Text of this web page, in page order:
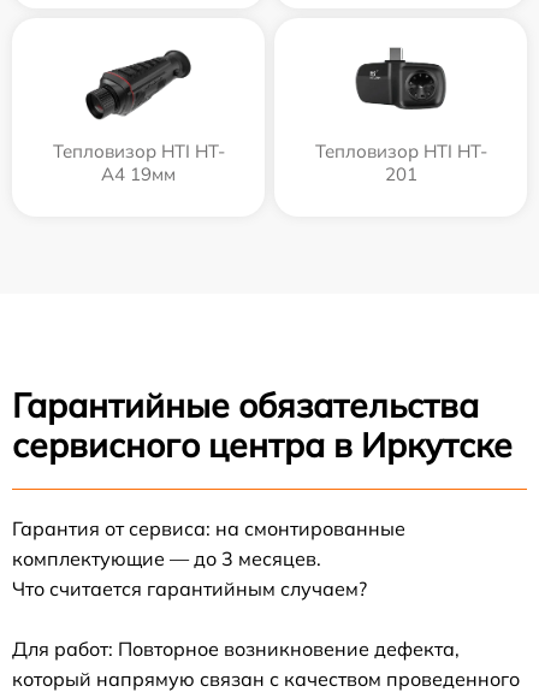
Тепловизор HTI HT-
A4 19мм
Тепловизор HTI HT-
201
Гарантийные обязательства
сервисного центра в Иркутске
Гарантия от сервиса: на смонтированные
комплектующие — до 3 месяцев.
Что считается гарантийным случаем?
Для работ: Повторное возникновение дефекта,
который напрямую связан с качеством проведенного